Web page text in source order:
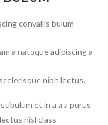
convallis bulum
a natoque adipiscing a
nibh lectus.
et in a a a purus
nisl class